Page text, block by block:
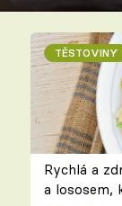
TĚSTOVINY
Rychlá a
a lososem,